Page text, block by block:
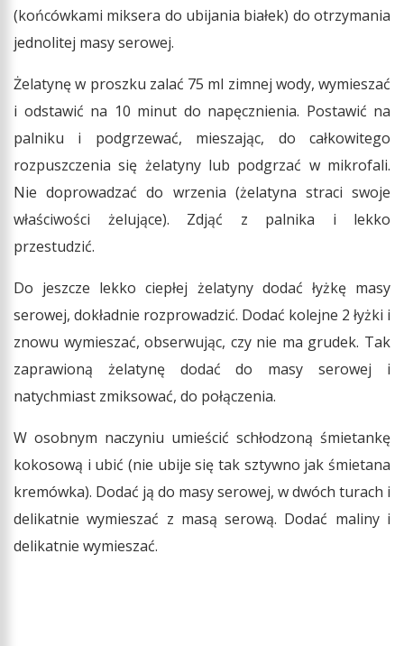
(końcówkami miksera do ubijania białek) do otrzymania
jednolitej masy serowej.
Żelatynę w proszku zalać 75 ml zimnej wody, wymieszać
i odstawić na 10 minut do napęcznienia. Postawić na
palniku i podgrzewać, mieszając, do całkowitego
rozpuszczenia się żelatyny lub podgrzać w mikrofali.
Nie doprowadzać do wrzenia (żelatyna straci swoje
właściwości żelujące). Zdjąć z palnika i lekko
przestudzić.
Do jeszcze lekko ciepłej żelatyny dodać łyżkę masy
serowej, dokładnie rozprowadzić. Dodać kolejne 2 łyżki i
znowu wymieszać, obserwując, czy nie ma grudek. Tak
zaprawioną żelatynę dodać do masy serowej i
natychmiast zmiksować, do połączenia.
W osobnym naczyniu umieścić schłodzoną śmietankę
kokosową i ubić (nie ubije się tak sztywno jak śmietana
kremówka). Dodać ją do masy serowej, w dwóch turach i
delikatnie wymieszać z masą serową. Dodać maliny i
delikatnie wymieszać.